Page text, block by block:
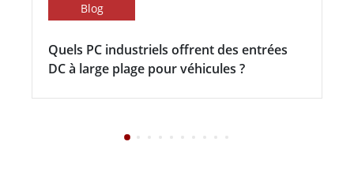
Blog
Quels PC industriels offrent des entrées
DC à large plage pour véhicules ?